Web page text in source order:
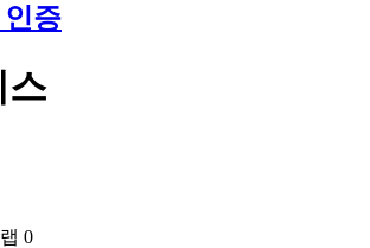
증
스
0